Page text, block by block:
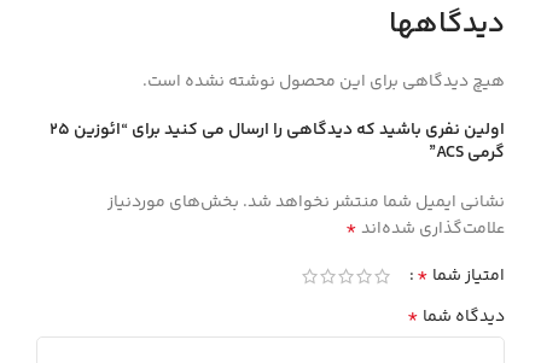
دیدگاهها
هیچ دیدگاهی برای این محصول نوشته نشده است.
اولین نفری باشید که دیدگاهی را ارسال می کنید برای “ائوزين 25
گرمي ACS”
نشانی ایمیل شما منتشر نخواهد شد. بخش‌های موردنیاز
علامت‌گذاری شده‌اند*
امتیاز شما *
دیدگاه شما *